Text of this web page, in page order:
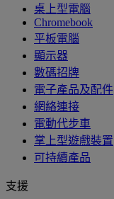
桌上型電腦
Chromebook
平板電腦
顯示器
數碼招牌
電子產品及配件
網絡連接
電動代步車
掌上型遊戲裝置
可持續產品
支援